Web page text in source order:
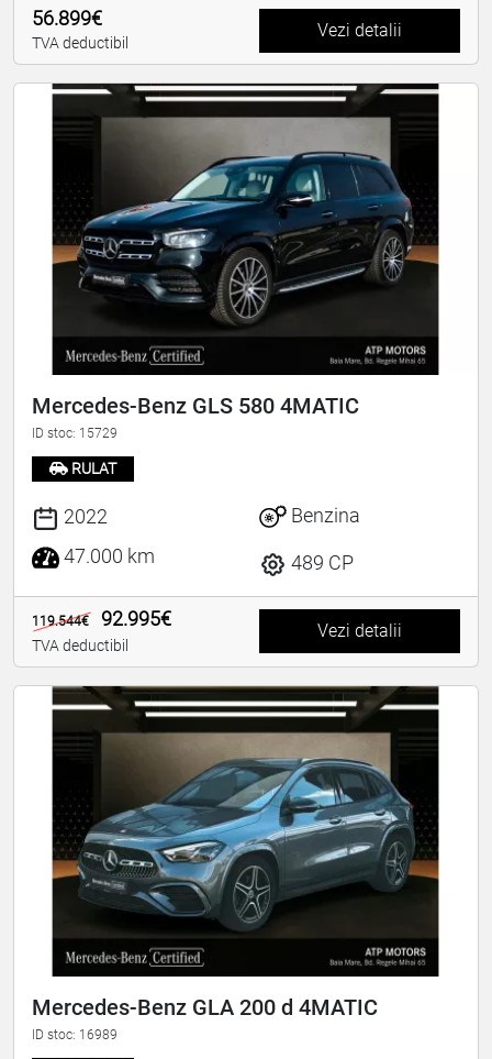
56.899€
TVA deductibil
Vezi detalii
Mercedes-Benz GLS 580 4MATIC
ID stoc: 15729
RULAT
2022
47.000 km
Benzina
489 CP
119.544€ 92.995€
TVA deductibil
Vezi detalii
Mercedes-Benz GLA 200 d 4MATIC
ID stoc: 16989